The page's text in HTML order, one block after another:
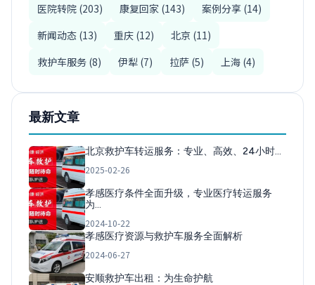
医院转院 (203) 康复回家 (143)
案例分享 (14)
新闻动态 (13)
重庆 (12)
北京 (11)
救护车服务 (8)
伊犁 (7) 拉萨 (5) 上海 (4)
最新文章
北京救护车转运服务：专业、高效、24小时…
2025-02-26
孝感医疗条件全面升级，专业医疗转运服务
为…
2024-10-22
孝感医疗资源与救护车服务全面解析
2024-06-27
安顺救护车出租：为生命护航